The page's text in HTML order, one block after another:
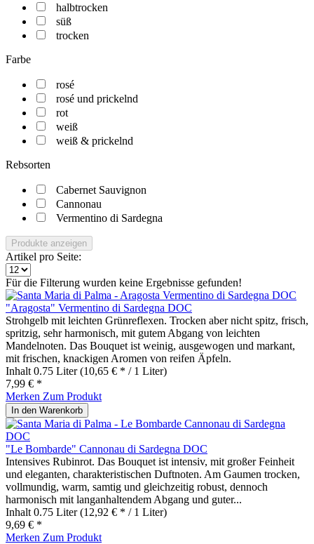
halbtrocken
süß
trocken
Farbe
rosé
rosé und prickelnd
rot
weiß
weiß & prickelnd
Rebsorten
Cabernet Sauvignon
Cannonau
Vermentino di Sardegna
Produkte anzeigen
Artikel pro Seite:
Für die Filterung wurden keine Ergebnisse gefunden!
"Aragosta" Vermentino di Sardegna DOC
Strohgelb mit leichten Grünreflexen. Trocken aber nicht spitz, frisch,
spritzig, sehr harmonisch, mit gutem Abgang von leichten
Mandelnoten. Das Bouquet ist weinig, ausgewogen und markant,
mit frischen, knackigen Aromen von reifen Äpfeln.
Inhalt 0.75 Liter(10,65 € * / 1 Liter)
7,99 € *
Merken Zum Produkt
In den Warenkorb
"Le Bombarde" Cannonau di Sardegna DOC
Intensives Rubinrot. Das Bouquet ist intensiv, mit großer Feinheit
und eleganten, charakteristischen Duftnoten. Am Gaumen trocken,
vollmundig, warm, samtig und gleichzeitig robust, dennoch
harmonisch mit langanhaltendem Abgang und guter...
Inhalt 0.75 Liter(12,92 € * / 1 Liter)
9,69 € *
Merken Zum Produkt